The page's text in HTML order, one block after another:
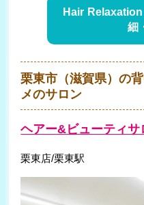
Hair
細
栗東市（滋賀県）の
メのサロン
ヘアー&ビューティサ
栗東店/栗東駅